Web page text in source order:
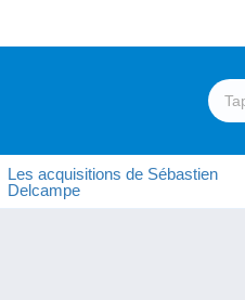
Les acquisitions de Sébastien
Delcampe